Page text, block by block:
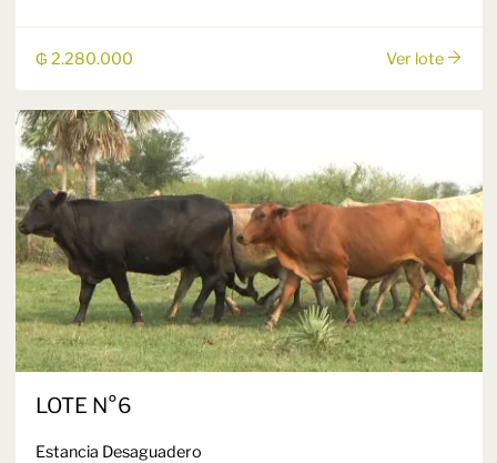
₲ 2.280.000 Ver lote
LOTE N°6
Estancia Desaguadero